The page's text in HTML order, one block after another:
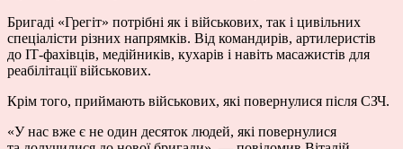
Бригаді «Грегіт» потрібні як і військових, так і цивільних
спеціалісти різних напрямків. Від командирів, артилеристів
до ІТ-фахівців, медійників, кухарів і навіть масажистів для
реабілітації військових.
Крім того, приймають військових, які повернулися після СЗЧ.
«У нас вже є не один десяток людей, які повернулися